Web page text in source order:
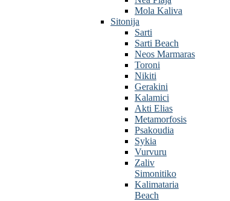
Mola Kaliva
Sitonija
Sarti
Sarti Beach
Neos Marmaras
Toroni
Nikiti
Gerakini
Kalamici
Akti Elias
Metamorfosis
Psakoudia
Sykia
Vurvuru
Zaliv
Simonitiko
Kalimataria
Beach